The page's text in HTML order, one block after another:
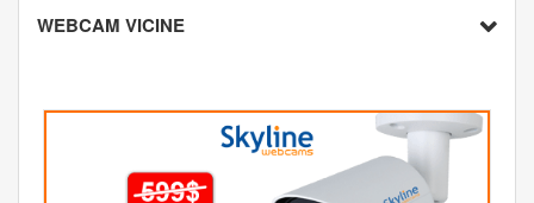
WEBCAM VICINE